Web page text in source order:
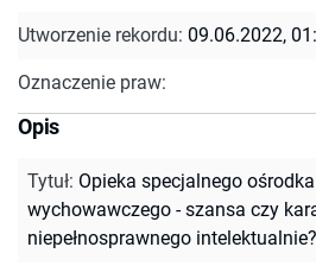
Utworzenie rekordu: 09.06.2022,
Oznaczenie praw:
Opis
Tytuł: Opieka specjalnego
wychowawczego - szansa czy
niepełnosprawnego intelektualnie?